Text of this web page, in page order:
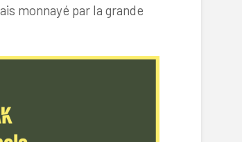
monnayé par la grande